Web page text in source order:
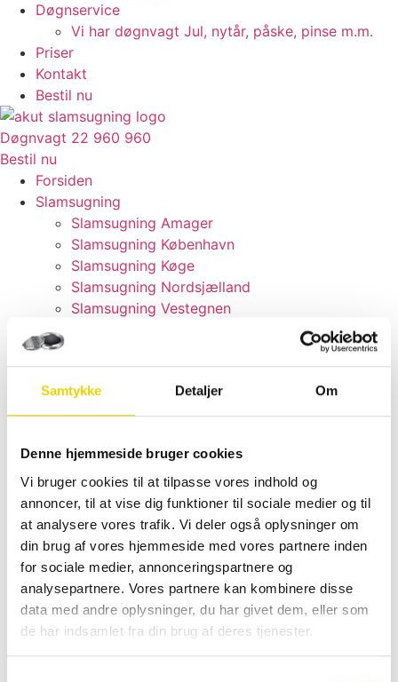
Samtykke Detaljer Om
Denne hjemmeside bruger cookies
Vi bruger cookies til at tilpasse vores indhold og
annoncer, til at vise dig funktioner til sociale medier og til
at analysere vores trafik. Vi deler også oplysninger om
din brug af vores hjemmeside med vores partnere inden
for sociale medier, annonceringspartnere og
analysepartnere. Vores partnere kan kombinere disse
data med andre oplysninger, du har givet dem, eller som
de har indsamlet fra din brug af deres tjenester.
Døgnservice
Vi har døgnvagt Jul, nytår, påske, pinse m.m.
Priser
Kontakt
Bestil nu
Døgnvagt 22 960 960
Bestil nu
Forsiden
Slamsugning
Slamsugning Amager
Slamsugning København
Slamsugning Køge
Slamsugning Nordsjælland
Slamsugning Vestegnen
Kloakmester
Kloakservice
Kloakfirma
Kloakservice Amager
Kloakservice København
Kloakservice Nordsjælland
Kloakservice Vestegnen
TV inspektion
Ydelser
Kloakrensning
Kloakspuling
Rensning af faldstamme
Tømning af olietank
Rensning af vejbrønde